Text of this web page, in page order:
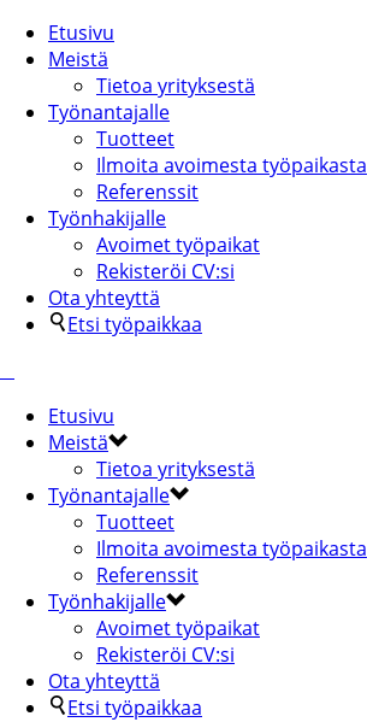
Etusivu
Meistä
Tietoa yrityksestä
Työnantajalle
Tuotteet
Ilmoita avoimesta työpaikasta
Referenssit
Työnhakijalle
Avoimet työpaikat
Rekisteröi CV:si
Ota yhteyttä
Etsi työpaikkaa
Etusivu
Meistä
Tietoa yrityksestä
Työnantajalle
Tuotteet
Ilmoita avoimesta työpaikasta
Referenssit
Työnhakijalle
Avoimet työpaikat
Rekisteröi CV:si
Ota yhteyttä
Etsi työpaikkaa